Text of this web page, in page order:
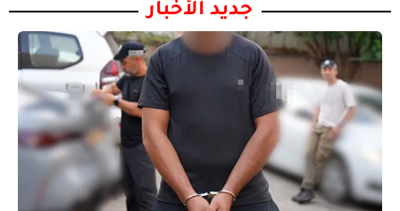
جديد الأخبار